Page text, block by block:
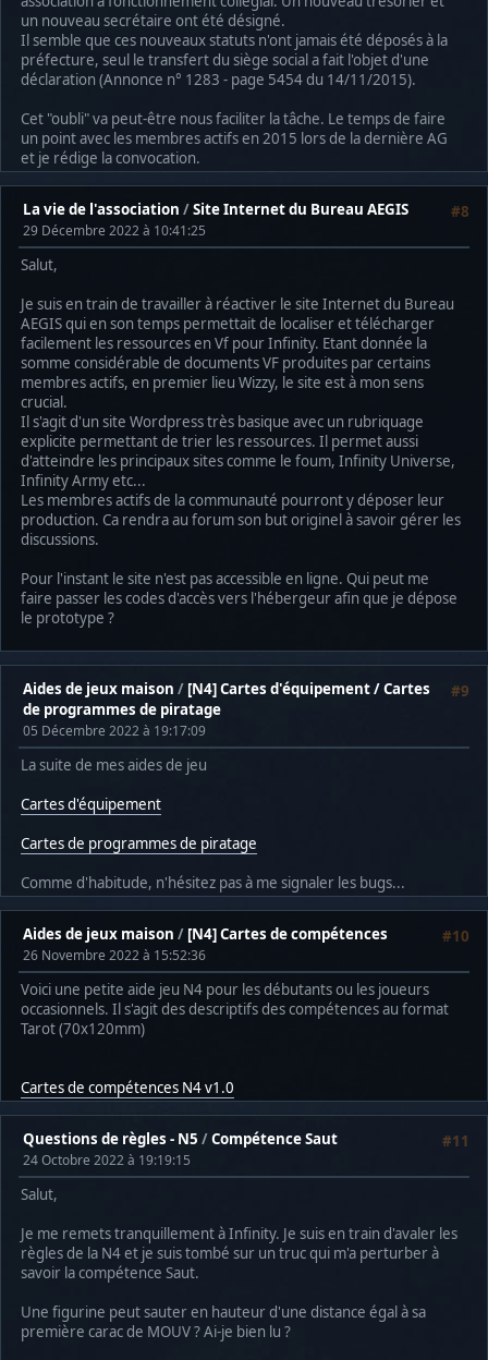
un nouveau secrétaire ont été désigné.
Il semble que ces nouveaux statuts n'ont jamais été déposés à la
préfecture, seul le transfert du siège social a fait l'objet d'une
déclaration (Annonce n° 1283 - page 5454 du 14/11/2015).
Cet "oubli" va peut-être nous faciliter la tâche. Le temps de faire
un point avec les membres actifs en 2015 lors de la dernière AG
et je rédige la convocation.
#8
La vie de l'association /Site Internet du Bureau AEGIS
29 Décembre 2022 à 10:41:25
Salut,
Je suis en train de travailler à réactiver le site Internet du Bureau
AEGIS qui en son temps permettait de localiser et télécharger
facilement les ressources en Vf pour Infinity. Etant donnée la
somme considérable de documents VF produites par certains
membres actifs, en premier lieu Wizzy, le site est à mon sens
crucial.
Il s'agit d'un site Wordpress très basique avec un rubriquage
explicite permettant de trier les ressources. Il permet aussi
d'atteindre les principaux sites comme le foum, Infinity Universe,
Infinity Army etc...
Les membres actifs de la communauté pourront y déposer leur
production. Ca rendra au forum son but originel à savoir gérer les
discussions.
Pour l'instant le site n'est pas accessible en ligne. Qui peut me
faire passer les codes d'accès vers l'hébergeur afin que je dépose
le prototype ?
#9
Aides de jeux maison / [N4] Cartes d'équipement / Cartes
de programmes de piratage
05 Décembre 2022 à 19:17:09
La suite de mes aides de jeu
Cartes d'équipement
Cartes de programmes de piratage
Comme d'habitude, n'hésitez pas à me signaler les bugs...
#10
Aides de jeux maison / [N4] Cartes de compétences
26 Novembre 2022 à 15:52:36
Voici une petite aide jeu N4 pour les débutants ou les joueurs
occasionnels. Il s'agit des descriptifs des compétences au format
Tarot (70x120mm)
Cartes de compétences N4 v1.0
#11
Questions de règles - N5 /Compétence Saut
24 Octobre 2022 à 19:19:15
Salut,
Je me remets tranquillement à Infinity. Je suis en train d'avaler les
règles de la N4 et je suis tombé sur un truc qui m'a perturber à
savoir la compétence Saut.
Une figurine peut sauter en hauteur d'une distance égal à sa
première carac de MOUV ? Ai-je bien lu ?